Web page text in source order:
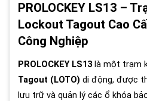
PROLOCKEY LS13 –
Lockout Tagout Cao
Công Nghiệp
PROLOCKEY LS13 là một trạm
Tagout (LOTO) di động, được
lưu trữ và quản lý các ổ khóa